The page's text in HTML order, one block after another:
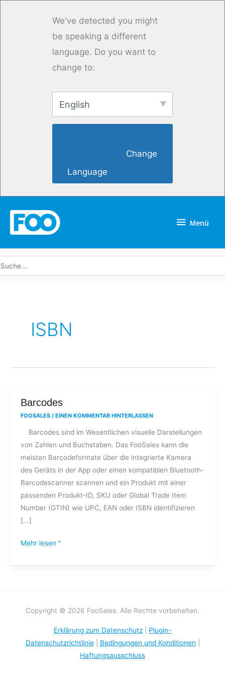
We've detected you might
be speaking a different
language. Do you want to
change to:
English
Language
Menü
ISBN
Barcodes
FOOSALES / EINEN KOMMENTAR HINTERLASSEN
Barcodes sind im Wesentlichen visuelle Darstellungen
von Zahlen und Buchstaben. Das FooSales kann die
meisten Barcodeformate über die integrierte Kamera
des Geräts in der App oder einen kompatiblen Bluetooth-
Barcodescanner scannen und ein Produkt mit einer
passenden Produkt-ID, SKU oder Global Trade Item
Number (GTIN) wie UPC, EAN oder ISBN identifizieren
[...]
Barcodes
Mehr lesen "
Copyright © 2026 FooSales. Alle Rechte vorbehalten.
Erklärung zum Datenschutz
Plugin-
Datenschutzrichtlinie| Bedingungen und Konditionen
Haftungsausschluss